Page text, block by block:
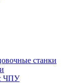
станки
ЧПУ